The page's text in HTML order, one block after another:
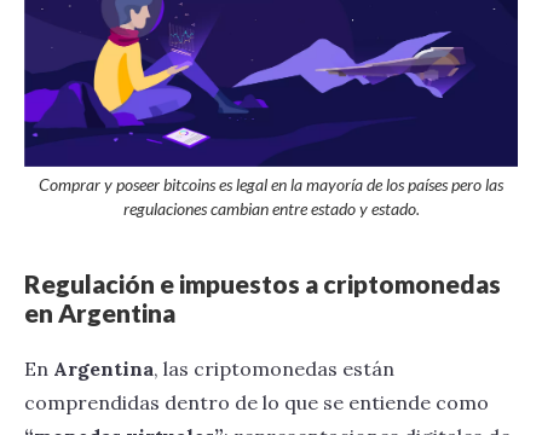
Comprar y poseer bitcoins es legal en la mayoría de los países pero las
regulaciones cambian entre estado y estado.
Regulación e impuestos a criptomonedas
en Argentina
En Argentina, las criptomonedas están
comprendidas dentro de lo que se entiende como